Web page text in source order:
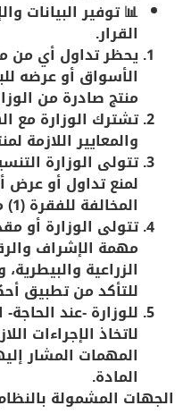
📊توفير البيانات
القرار.
يحظر تداول أي من
الأسواق أو عرضه
منتج صادرة من
تشترك الوزارة مع
والمعايير اللازمة
تتولى الوزارة
لمنع تداول أو عرض
المخالفة للفقرة (1) من هذه المادة.
تتولى الوزارة أو
مهمة الإشراف
الزراعية
للتأكد من تطبيق
للوزارة -عند
لاتخاذ الإجراءات
المادة.
الجهات المشمولة